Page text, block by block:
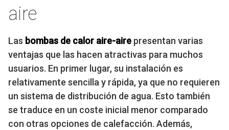
aire
Las bombas de calor aire-aire presentan varias
ventajas que las hacen atractivas para muchos
usuarios. En primer lugar, su instalación es
relativamente sencilla y rápida, ya que no requieren
un sistema de distribución de agua. Esto también
se traduce en un coste inicial menor comparado
con otras opciones de calefacción. Además,